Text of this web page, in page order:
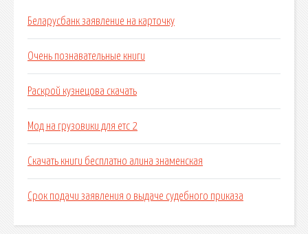
Беларусбанк заявление на карточку
Очень познавательные книги
Раскрой кузнецова скачать
Мод на грузовики для етс 2
Скачать книги бесплатно алина знаменская
Срок подачи заявления о выдаче судебного приказа